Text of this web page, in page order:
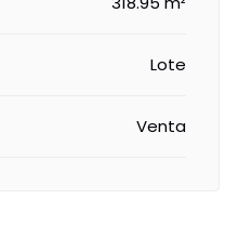
Lote
Venta